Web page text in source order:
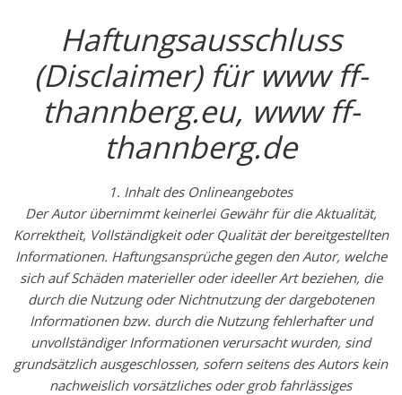
Haftungsausschluss
(Disclaimer) für www ff-
thannberg.eu, www ff-
thannberg.de
1. Inhalt des Onlineangebotes
Der Autor übernimmt keinerlei Gewähr für die Aktualität,
Korrektheit, Vollständigkeit oder Qualität der bereitgestellten
Informationen. Haftungsansprüche gegen den Autor, welche
sich auf Schäden materieller oder ideeller Art beziehen, die
durch die Nutzung oder Nichtnutzung der dargebotenen
Informationen bzw. durch die Nutzung fehlerhafter und
unvollständiger Informationen verursacht wurden, sind
grundsätzlich ausgeschlossen, sofern seitens des Autors kein
nachweislich vorsätzliches oder grob fahrlässiges